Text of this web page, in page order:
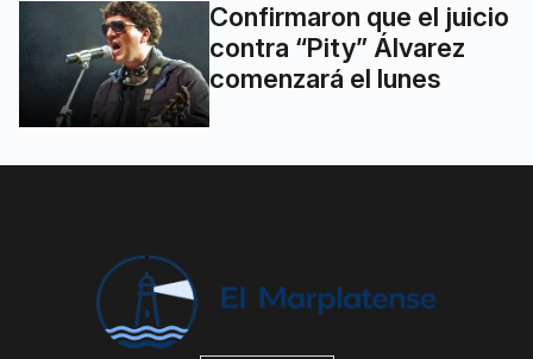
Confirmaron que el juicio
contra “Pity” Álvarez
comenzará el lunes